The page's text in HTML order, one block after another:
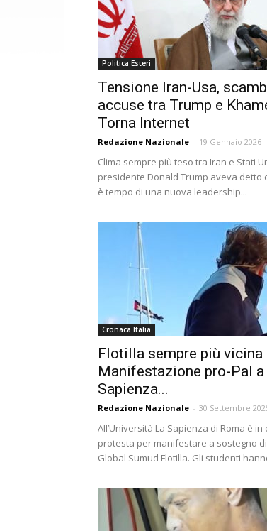
Politica Esteri
Tensione Iran-Usa,
accuse tra Trump e
Torna Internet
Redazione Nazionale - 19 Gennaio 2026
Clima sempre più teso tra Iran e Stati
presidente Donald Trump aveva detto
è tempo di una nuova leadership...
Cronaca Italia
Flotilla sempre più vicina
Manifestazione pro-Pal a
Sapienza...
Redazione Nazionale - 30 Settembre
All’Università La Sapienza di Roma è in
protesta per manifestare a sostegno
Global Sumud Flotilla. Gli studenti